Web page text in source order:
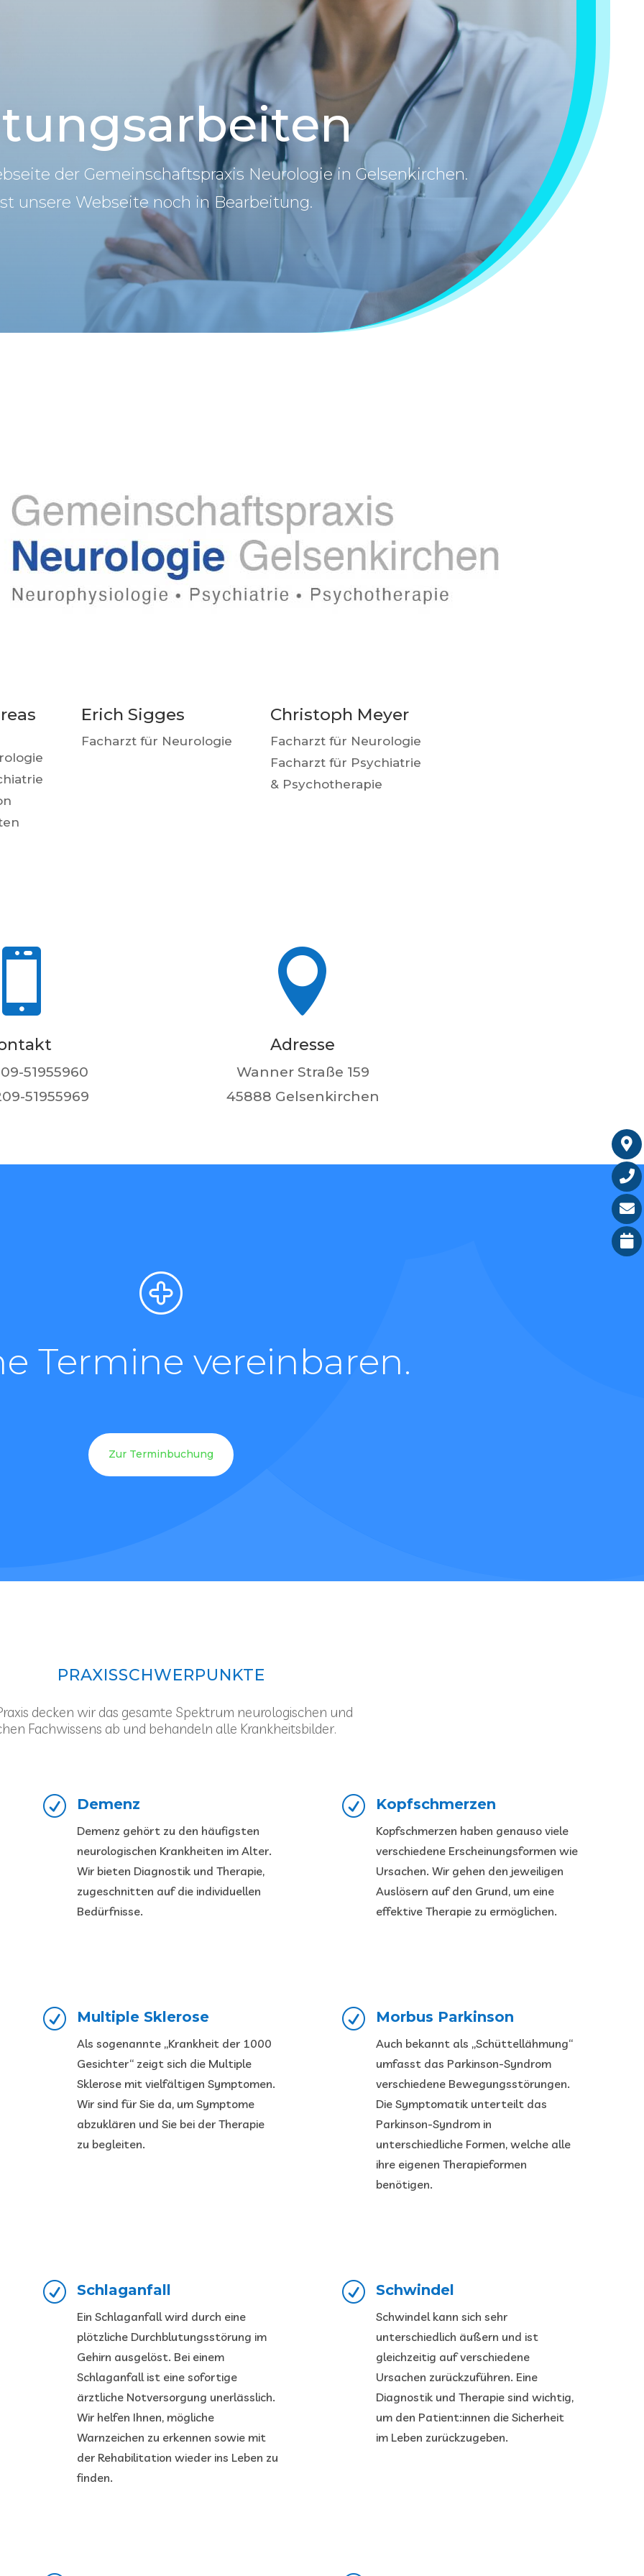
der Gemeinschaftspraxis Neurologie in Gelsenkirchen.
unsere Webseite noch in Bearbeitung.
Erich Sigges
Facharzt für Neurologie
Christoph Meyer
Facharzt für Neurologie
Facharzt für Psychiatrie
& Psychotherapie
51955960
51955969

Adresse
Wanner Straße 159
45888 Gelsenkirchen
Termine vereinbaren.
Zur Terminbuchung
PRAXISSCHWERPUNKTE
decken wir das gesamte Spektrum neurologischen und
Fachwissens ab und behandeln alle Krankheitsbilder.
R Demenz
Demenz gehört zu den häufigsten
neurologischen Krankheiten im Alter.
Wir bieten Diagnostik und Therapie,
zugeschnitten auf die individuellen
Bedürfnisse.
R Kopfschmerzen
Kopfschmerzen haben genauso viele
verschiedene Erscheinungsformen wie
Ursachen. Wir gehen den jeweiligen
Auslösern auf den Grund, um eine
effektive Therapie zu ermöglichen.
R Multiple Sklerose
Als sogenannte „Krankheit der 1000
Gesichter“ zeigt sich die Multiple
Sklerose mit vielfältigen Symptomen.
Wir sind für Sie da, um Symptome
abzuklären und Sie bei der Therapie
zu begleiten.
R Morbus Parkinson
Auch bekannt als „Schüttellähmung“
umfasst das Parkinson-Syndrom
verschiedene Bewegungsstörungen.
Die Symptomatik unterteilt das
Parkinson-Syndrom in
unterschiedliche Formen, welche alle
ihre eigenen Therapieformen
benötigen.
R Schlaganfall
Ein Schlaganfall wird durch eine
plötzliche Durchblutungsstörung im
Gehirn ausgelöst. Bei einem
Schlaganfall ist eine sofortige
ärztliche Notversorgung unerlässlich.
Wir helfen Ihnen, mögliche
Warnzeichen zu erkennen sowie mit
der Rehabilitation wieder ins Leben zu
finden.
R Schwindel
Schwindel kann sich sehr
unterschiedlich äußern und ist
gleichzeitig auf verschiedene
Ursachen zurückzuführen. Eine
Diagnostik und Therapie sind wichtig,
um den Patient:innen die Sicherheit
im Leben zurückzugeben.